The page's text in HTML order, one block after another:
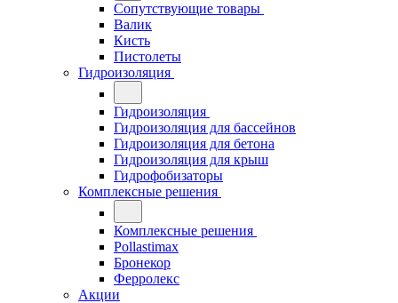
Сопутствующие товары
Валик
Кисть
Пистолеты
Гидроизоляция
Гидроизоляция
Гидроизоляция для бассейнов
Гидроизоляция для бетона
Гидроизоляция для крыш
Гидрофобизаторы
Комплексные решения
Комплексные решения
Pollastimax
Бронекор
Ферролекс
Акции